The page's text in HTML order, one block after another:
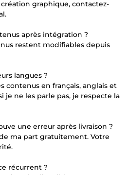
graphique, contactez-
après intégration ?
restent modifiables depuis
langues ?
contenus en français, anglais et
je ne les parle pas, je respecte la
une erreur après livraison ?
ma part gratuitement. Votre
récurrent ?